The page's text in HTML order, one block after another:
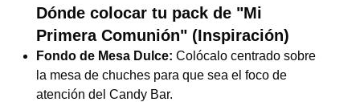
Dónde colocar tu pack de "Mi
Primera Comunión" (Inspiración)
Fondo de Mesa Dulce: Colócalo centrado sobre
la mesa de chuches para que sea el foco de
atención del Candy Bar.